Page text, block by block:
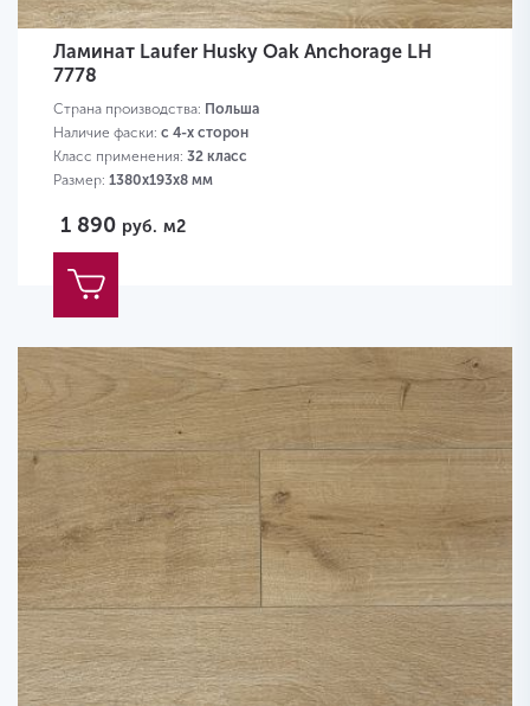
Ламинат Laufer Husky Oak Anchorage LH
7778
Страна производства: Польша
Наличие фаски: с 4-х сторон
Класс применения: 32 класс
Размер: 1380х193х8 мм
1 890 руб. м2